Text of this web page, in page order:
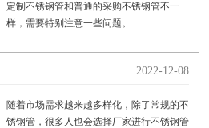
定制不锈钢管和普通的采购不锈钢管不一
样，需要特别注意一些问题。
2022-12-08
随着市场需求越来越多样化，除了常规的不
锈钢管，很多人也会选择厂家进行不锈钢管